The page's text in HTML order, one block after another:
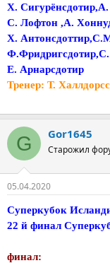
Х. Сигурёнсдотир,A.
С. Лофтон ,А.
Х.
Ф.Фридригсдотир,С.
E. Арнарсдотир
Тренер: Т.
G Gor1645
Старожил
05.04.2020
Суперкубок
22 й финал
финал: